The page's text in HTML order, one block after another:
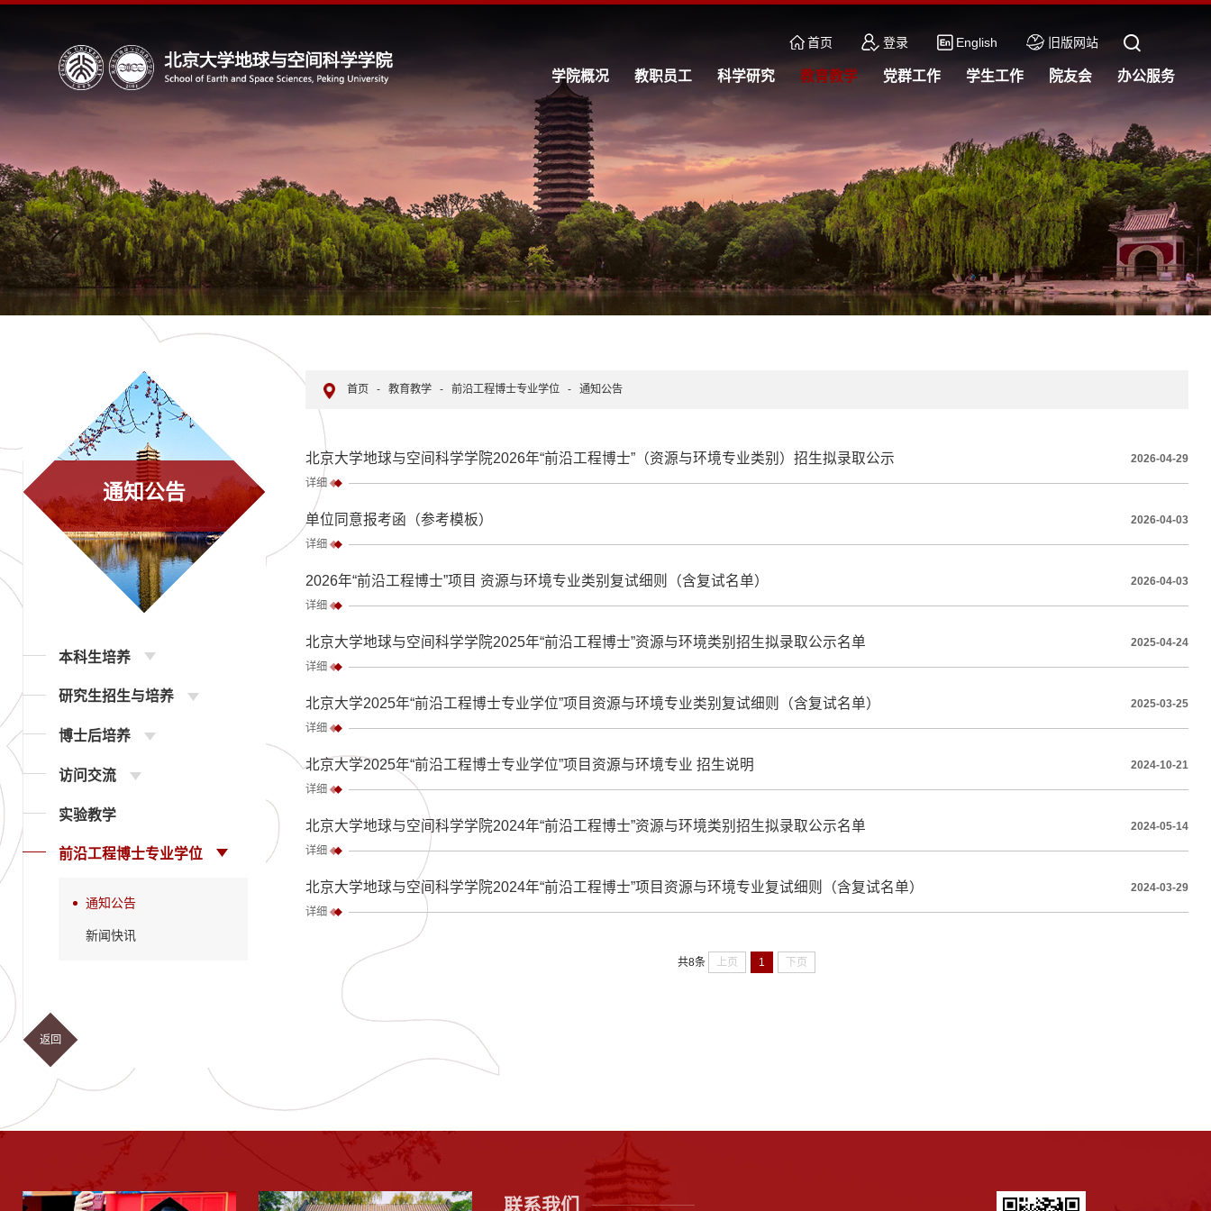
首页 登录 English 旧版网站
学院概况 教职员工 科学研究 教育教学 党群工作 学生工作 院友会 办公服务
通知公告
本科生培养
研究生招生与培养
博士后培养
访问交流
实验教学
前沿工程博士专业学位
通知公告
新闻快讯
返回
首页 - 教育教学 - 前沿工程博士专业学位 - 通知公告
北京大学地球与空间科学学院2026年“前沿工程博士”（资源与环境专业类别）招生拟录取公示
2026-04-29
详细
单位同意报考函（参考模板）
2026-04-03
详细
2026年“前沿工程博士”项目 资源与环境专业类别复试细则（含复试名单）
2026-04-03
详细
北京大学地球与空间科学学院2025年“前沿工程博士”资源与环境类别招生拟录取公示名单
2025-04-24
详细
北京大学2025年“前沿工程博士专业学位”项目资源与环境专业类别复试细则（含复试名单）
2025-03-25
详细
北京大学2025年“前沿工程博士专业学位”项目资源与环境专业 招生说明
2024-10-21
详细
北京大学地球与空间科学学院2024年“前沿工程博士”资源与环境类别招生拟录取公示名单
2024-05-14
详细
北京大学地球与空间科学学院2024年“前沿工程博士”项目资源与环境专业复试细则（含复试名单）
2024-03-29
详细
共8条 上页 1 下页
联系我们